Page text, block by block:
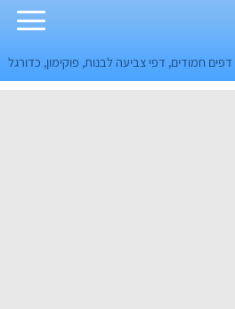
דפים חמודים, דפי צביעה לבנות, פוקימון, כדורגל